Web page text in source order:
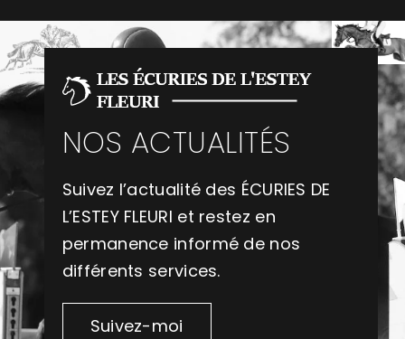
NOS ACTUALITÉS
Suivez l’actualité des ÉCURIES DE
L’ESTEY FLEURI et restez en
permanence informé de nos
différents services.
Suivez-moi